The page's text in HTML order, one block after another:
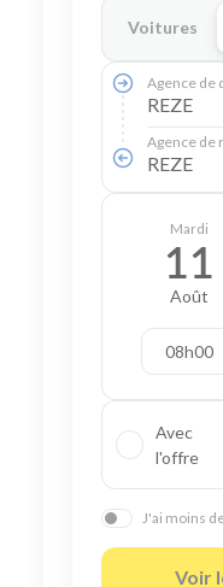
Voitures
Agence de
REZE
Agence de
REZE
Mardi
11
Août
08h00
Avec
l'offre
J'ai moins
Voir